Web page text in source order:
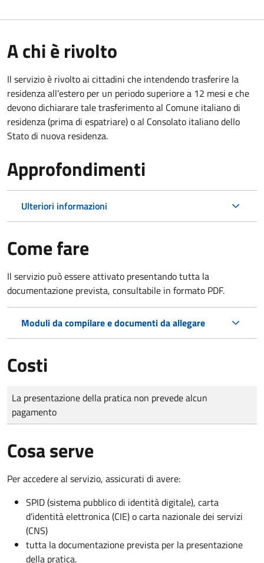
A chi è rivolto
Il servizio è rivolto ai cittadini che intendendo trasferire la
residenza all’estero per un periodo superiore a 12 mesi e che
devono dichiarare tale trasferimento al Comune italiano di
residenza (prima di espatriare) o al Consolato italiano dello
Stato di nuova residenza.
Approfondimenti
Ulteriori informazioni
Come fare
Il servizio può essere attivato presentando tutta la
documentazione prevista, consultabile in formato PDF.
Moduli da compilare e documenti da allegare
Costi
Tipo di pagamento
Importo
La presentazione della pratica non prevede alcun
pagamento
Cosa serve
Per accedere al servizio, assicurati di avere:
SPID (sistema pubblico di identità digitale), carta
d’identità elettronica (CIE) o carta nazionale dei servizi
(CNS)
tutta la documentazione prevista per la presentazione
della pratica.